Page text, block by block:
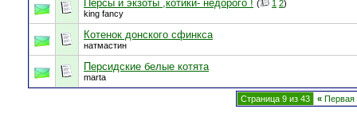
Персы и экзоты ,котики- недорого ! ( 1 2)
king fancy
Котенок донского сфинкса
натмастин
Персидские белые котята
marta
Страница 9 из 43 « Первая